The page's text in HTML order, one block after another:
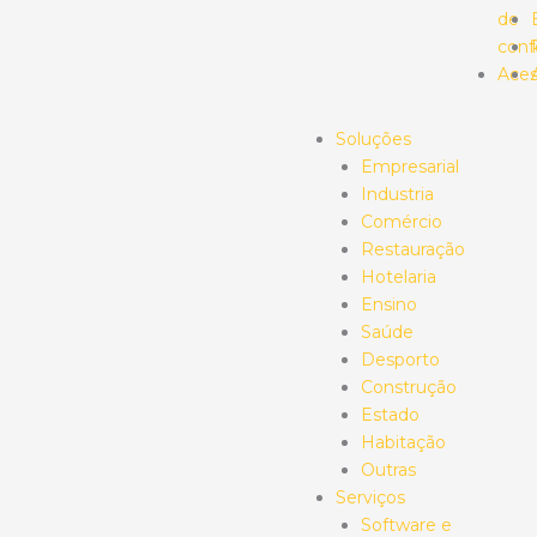
de
Soluções
Empresarial
Industria
Comércio
Restauração
Hotelaria
Ensino
Saúde
Desporto
Construção
Estado
Habitação
Outras
Serviços
Software e